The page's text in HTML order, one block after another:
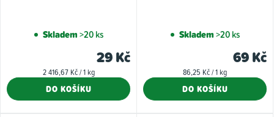
Skladem>20 ks
29 Kč
Měrná
2 416,67 Kč / 1 kg
DO KOŠÍKU
Skladem>20 ks
69 Kč
Měrná
86,25 Kč / 1 kg
DO KOŠÍKU